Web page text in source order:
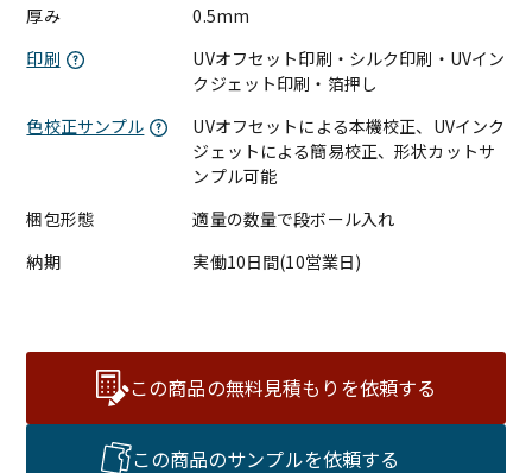
厚み
0.5mm
印刷
UVオフセット印刷・シルク印刷・UVイン
クジェット印刷・箔押し
色校正サンプル
UVオフセットによる本機校正、UVインク
ジェットによる簡易校正、形状カットサ
ンプル可能
梱包形態
適量の数量で段ボール入れ
納期
実働10日間(10営業日)
この商品の無料見積もりを依頼する
この商品のサンプルを依頼する